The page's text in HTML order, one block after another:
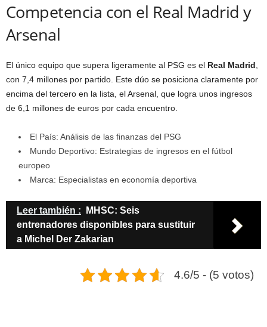
Competencia con el Real Madrid y
Arsenal
El único equipo que supera ligeramente al PSG es el Real Madrid,
con 7,4 millones por partido. Este dúo se posiciona claramente por
encima del tercero en la lista, el Arsenal, que logra unos ingresos
de 6,1 millones de euros por cada encuentro.
El País: Análisis de las finanzas del PSG
Mundo Deportivo: Estrategias de ingresos en el fútbol
europeo
Marca: Especialistas en economía deportiva
Leer también :
MHSC: Seis
entrenadores disponibles para sustituir
a Michel Der Zakarian
4.6/5 - (5 votos)